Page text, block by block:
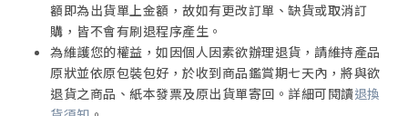
額即為出貨單上金額，故如有更改訂單、缺貨或取消訂
購，皆不會有刷退程序產生。
為維護您的權益，如因個人因素欲辦理退貨，請維持產品
原狀並依原包裝包好，於收到商品鑑賞期七天內，將與欲
退貨之商品、紙本發票及原出貨單寄回。詳細可閱讀退換